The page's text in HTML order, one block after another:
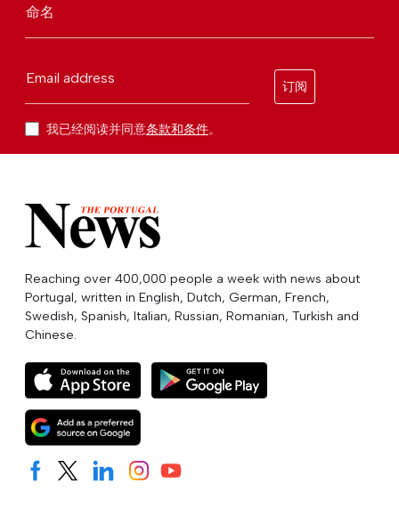
命名
Email address
订阅
我已经阅读并同意条款和条件。
Reaching over 400,000 people a week with news about
Portugal, written in English, Dutch, German, French,
Swedish, Spanish, Italian, Russian, Romanian, Turkish and
Chinese.